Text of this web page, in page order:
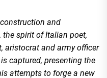
and
the spirit of Italian poet,
aristocrat and army officer
is captured, presenting the
attempts to forge a new